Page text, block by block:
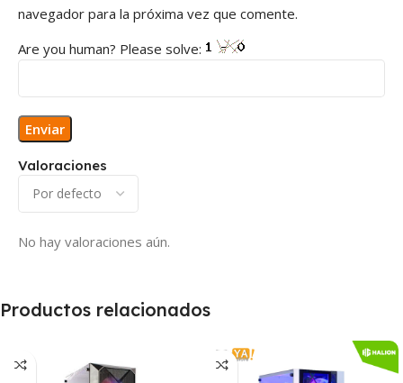
Valoraciones
No hay valoraciones aún.
navegador para la próxima vez que comente.
Are you human? Please solve:
Productos relacionados